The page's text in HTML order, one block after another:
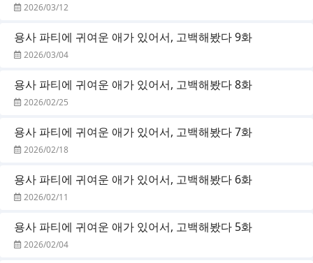
2026/03/12
용사 파티에 귀여운 애가 있어서, 고백해봤다 9화
2026/03/04
용사 파티에 귀여운 애가 있어서, 고백해봤다 8화
2026/02/25
용사 파티에 귀여운 애가 있어서, 고백해봤다 7화
2026/02/18
용사 파티에 귀여운 애가 있어서, 고백해봤다 6화
2026/02/11
용사 파티에 귀여운 애가 있어서, 고백해봤다 5화
2026/02/04